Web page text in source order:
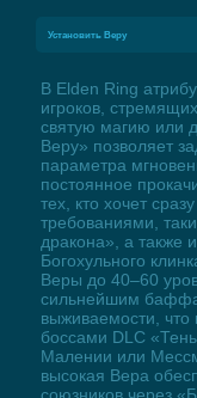
Установить Веру
В Elden Ring
игроков,
святую магию или
Веру» позволяет
параметра
постоянное
тех, кто хочет
требованиями,
дракона», а также
Богохульного
Веры до 40–60
сильнейшим
выживаемости, что
боссами DLC
Малении или
высокая Вера